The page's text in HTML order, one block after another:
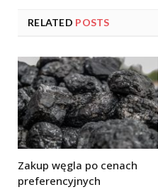
RELATED POSTS
Zakup węgla po cenach
preferencyjnych